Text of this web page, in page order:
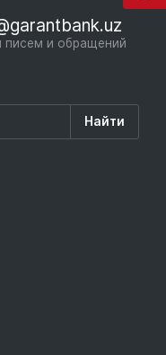
писем и обращений
Найти